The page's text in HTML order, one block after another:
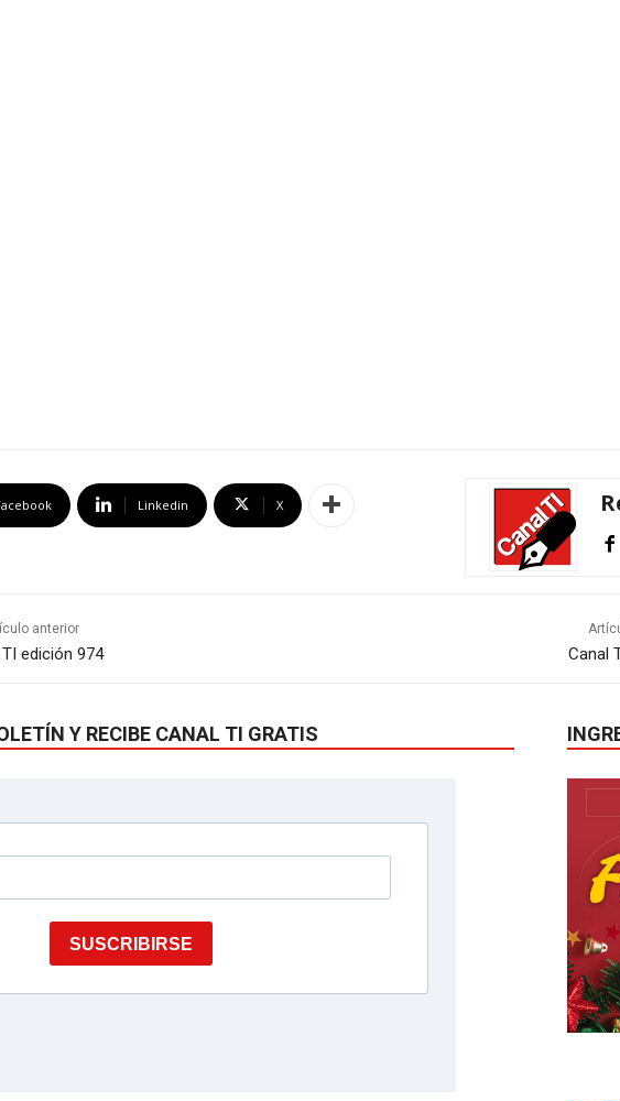
Linkedin X
anterior
edición 974 Canal
Y RECIBE CANAL TI GRATIS